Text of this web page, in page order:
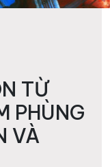
TỪ
PHÙNG
VÀ